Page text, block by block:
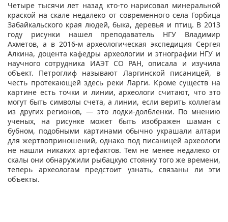
Четыре тысячи лет назад кто-то нарисовал минеральной
краской на скале недалеко от современного села Горбица
Забайкальского края людей, быка, деревья и птиц. В 2013
году рисунки нашел преподаватель НГУ Владимир
Ахметов, а в 2016-м археологическая экспедиция Сергея
Алкина, доцента кафедры археологии и этнографии НГУ и
научного сотрудника ИАЭТ СО РАН, описала и изучила
объект. Петроглиф называют Ларгинской писаницей, в
честь протекающей здесь реки Ларги. Кроме существ на
картине есть точки и линии, археологи считают, что это
могут быть символы счета, а линии, если верить коллегам
из других регионов, — это лодки-долбленки. По мнению
ученых, на рисунке может быть изображен шаман с
бубном, подобными картинами обычно украшали алтари
для жертвоприношений, однако под писаницей археологи
не нашли никаких артефактов. Тем не менее недалеко от
скалы они обнаружили рыбацкую стоянку того же времени,
теперь археологам предстоит узнать, связаны ли эти
объекты.